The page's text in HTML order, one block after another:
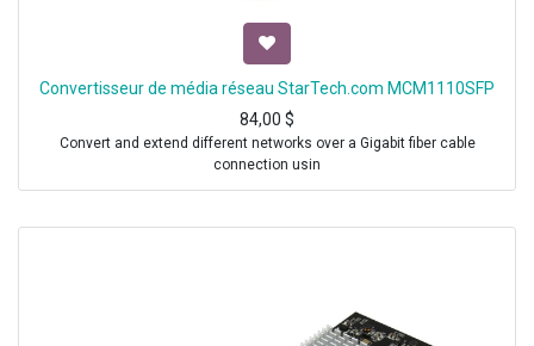
Convertisseur de média réseau StarTech.com MCM1110SFP
84,00 $
Convert and extend different networks over a Gigabit fiber cable
connection usin